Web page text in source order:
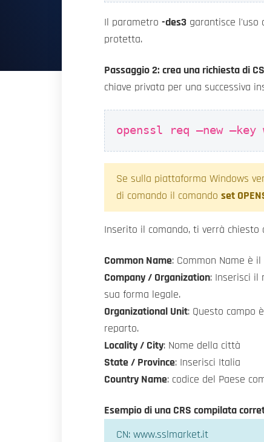
Il parametro -des3 garantisce l'uso
protetta.
Passaggio 2: crea una richiesta di
chiave privata per una successiva
openssl req –new –key
Se sulla piattaforma Windows
di comando il comando set
Inserito il comando, ti verrà
Common Name: Common Name è
Company / Organization: Inserisci il
sua forma legale.
Organizational Unit: Questo campo
reparto.
Locality / City: Nome della città
State / Province: Inserisci Italia
Country Name: codice del Paese
Esempio di una CRS compilata
CN: www.sslmarket.it